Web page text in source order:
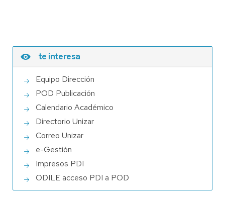
te interesa
Equipo Dirección
POD Publicación
Calendario Académico
Directorio Unizar
Correo Unizar
e-Gestión
Impresos PDI
ODILE acceso PDI a POD